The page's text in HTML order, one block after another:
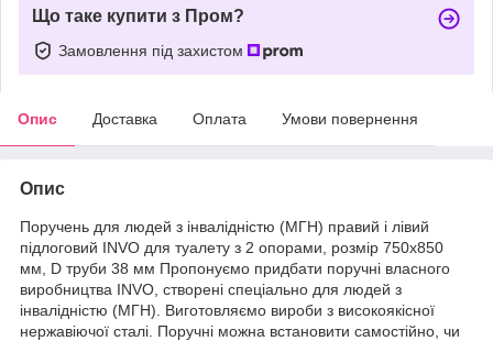
Що таке купити з Пром?
Замовлення під захистом
Опис Доставка Оплата Умови повернення
Опис
Поручень для людей з інвалідністю (МГН) правий і лівий
підлоговий INVO для туалету з 2 опорами, розмір 750х850
мм, D труби 38 мм Пропонуємо придбати поручні власного
виробництва INVO, створені спеціально для людей з
інвалідністю (МГН). Виготовляємо вироби з високоякісної
нержавіючої сталі. Поручні можна встановити самостійно, чи